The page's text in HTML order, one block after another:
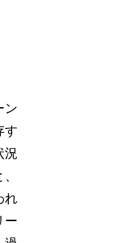
ン
す
況
れ
ー